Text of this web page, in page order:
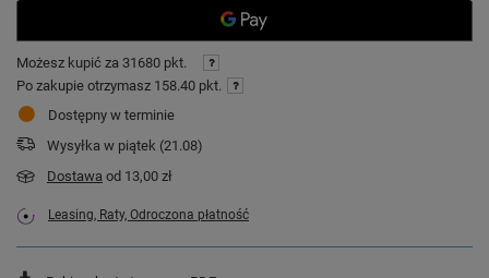
Możesz kupić za 31680 pkt.
Po zakupie otrzymasz 158.40 pkt.
Dostępny w terminie
Wysyłka w piątek (21.08)
Dostawa od 13,00 zł
Leasing, Raty, Odroczona płatność